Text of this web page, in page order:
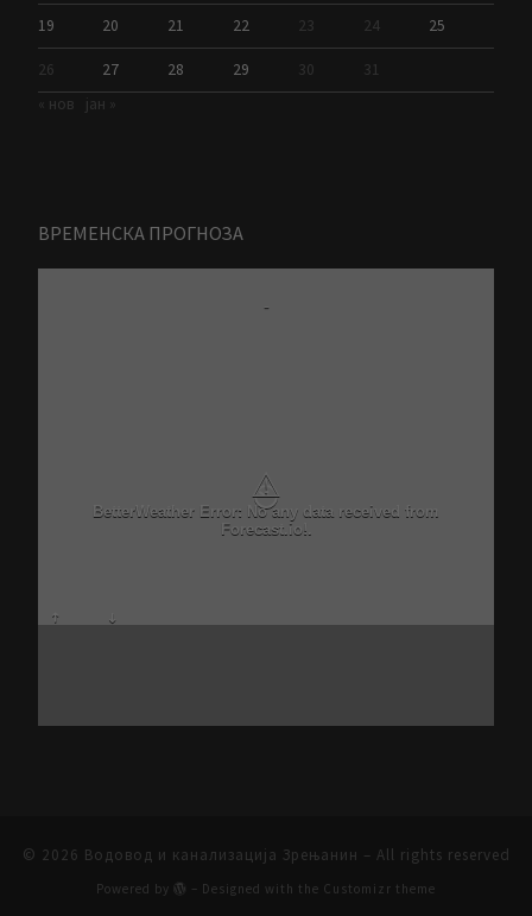
19 20 21 22 23 24 25
26 27 28 29 30
31
« нов
јан »
ВРЕМЕНСКА ПРОГНОЗА
-
⚠
BetterWeather Error: No any data received from
Forecast.io!.
© 2026 Водовод и канализација Зрењанин – All rights reserved
Powered by – Designed with the Customizr theme